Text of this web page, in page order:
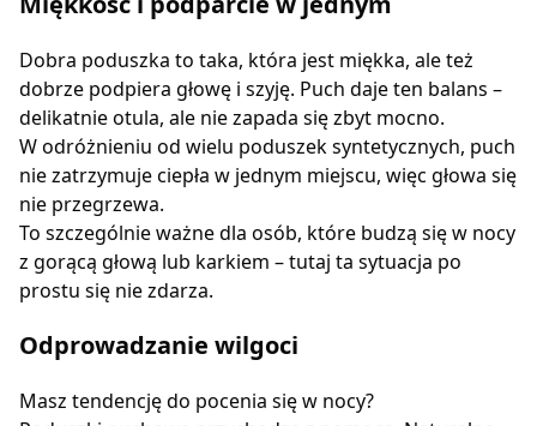
Dobra poduszka to taka, która jest miękka, ale też
dobrze podpiera głowę i szyję. Puch daje ten balans –
delikatnie otula, ale nie zapada się zbyt mocno.
W odróżnieniu od wielu poduszek syntetycznych, puch
nie zatrzymuje ciepła w jednym miejscu, więc głowa się
nie przegrzewa.
To szczególnie ważne dla osób, które budzą się w nocy
z gorącą głową lub karkiem – tutaj ta sytuacja po
prostu się nie zdarza.
Odprowadzanie wilgoci
Masz tendencję do pocenia się w nocy?